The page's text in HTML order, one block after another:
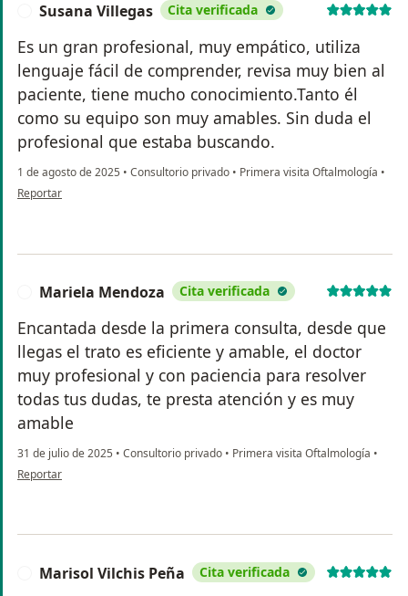
Susana Villegas Cita verificada
Es un gran profesional, muy empático, utiliza
lenguaje fácil de comprender, revisa muy bien al
paciente, tiene mucho conocimiento.Tanto él
como su equipo son muy amables. Sin duda el
profesional que estaba buscando.
1 de agosto de 2025 • Consultorio privado • Primera visita Oftalmología •
en opinión del usuario Susana Villegas
Reportar
Mariela Mendoza Cita verificada
Encantada desde la primera consulta, desde que
llegas el trato es eficiente y amable, el doctor
muy profesional y con paciencia para resolver
todas tus dudas, te presta atención y es muy
amable
31 de julio de 2025 • Consultorio privado • Primera visita Oftalmología •
en opinión del usuario Mariela Mendoza
Reportar
Marisol Vilchis Peña Cita verificada